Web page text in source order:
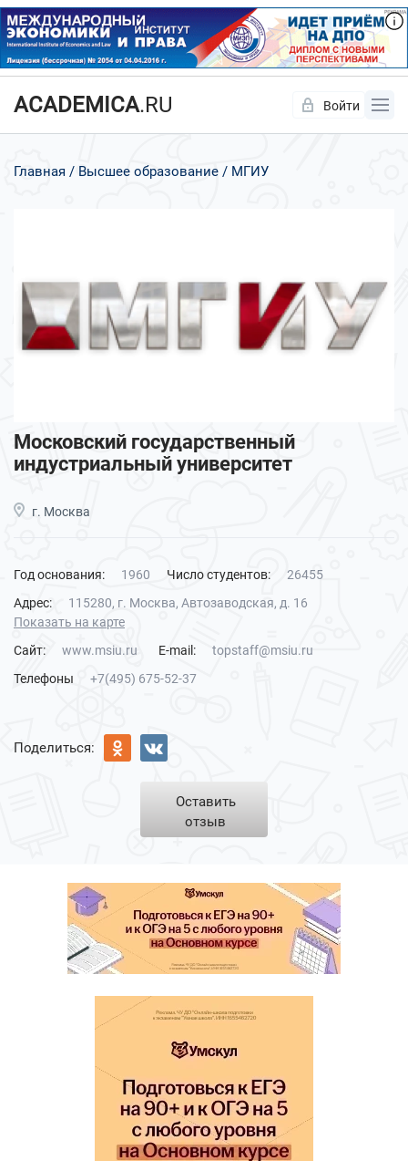
ACADEMICA.RU Войти
Главная Высшее образование МГИУ
Московский государственный
индустриальный университет
г. Москва
Год основания: 1960 Число студентов:
26455
Адрес:
115280, г. Москва, Автозаводская, д. 16
Показать на карте
Сайт:
www.msiu.ru E-mail:
topstaff@msiu.ru
Телефоны
+7(495) 675-52-37
Поделиться:
Оставить
отзыв
Да Нет